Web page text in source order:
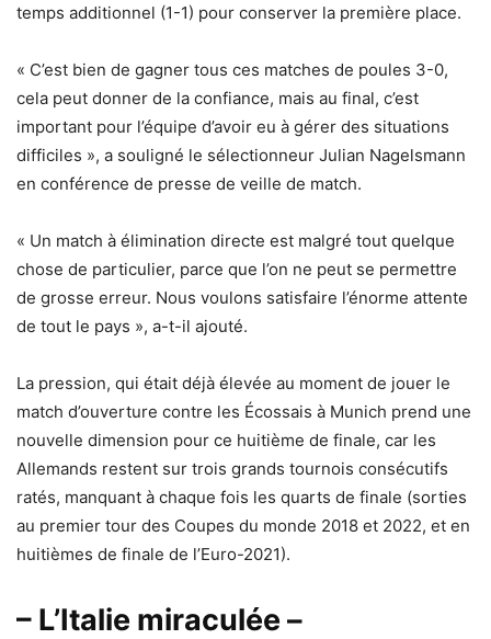
temps additionnel (1-1) pour conserver la première place.
« C’est bien de gagner tous ces matches de poules 3-0,
cela peut donner de la confiance, mais au final, c’est
important pour l’équipe d’avoir eu à gérer des situations
difficiles », a souligné le sélectionneur Julian Nagelsmann
en conférence de presse de veille de match.
« Un match à élimination directe est malgré tout quelque
chose de particulier, parce que l’on ne peut se permettre
de grosse erreur. Nous voulons satisfaire l’énorme attente
de tout le pays », a-t-il ajouté.
La pression, qui était déjà élevée au moment de jouer le
match d’ouverture contre les Écossais à Munich prend une
nouvelle dimension pour ce huitième de finale, car les
Allemands restent sur trois grands tournois consécutifs
ratés, manquant à chaque fois les quarts de finale (sorties
au premier tour des Coupes du monde 2018 et 2022, et en
huitièmes de finale de l’Euro-2021).
– L’Italie miraculée –